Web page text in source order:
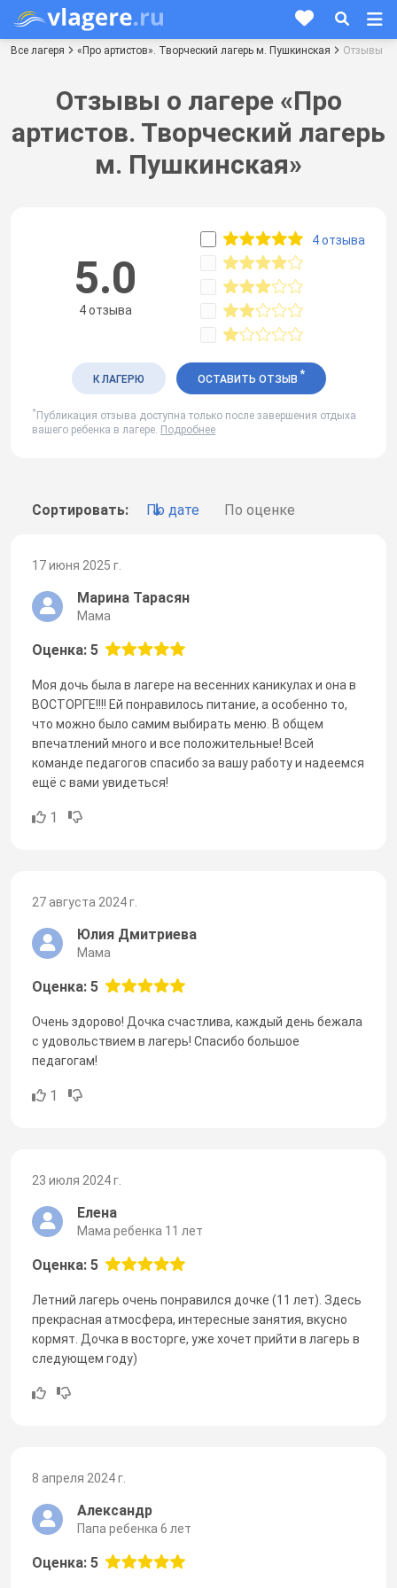
Все лагеря «Про артистов». Творческий лагерь м. Пушкинская Отзывы
Отзывы о лагере «Про
артистов. Творческий лагерь
м. Пушкинская»
Сортировать: По дате По оценке
17 июня 2025 г.
Марина Тарасян
Мама
Оценка: 5
Моя дочь была в лагере на весенних каникулах и она в
ВОСТОРГЕ!!!! Ей понравилось питание, а особенно то,
что можно было самим выбирать меню. В общем
впечатлений много и все положительные! Всей
команде педагогов спасибо за вашу работу и надеемся
ещё с вами увидеться!
1
27 августа 2024 г.
Юлия Дмитриева
Мама
Оценка: 5
Очень здорово! Дочка счастлива, каждый день бежала
с удовольствием в лагерь! Спасибо большое
педагогам!
1
23 июля 2024 г.
Елена
Мама ребенка 11 лет
Оценка: 5
Летний лагерь очень понравился дочке (11 лет). Здесь
прекрасная атмосфера, интересные занятия, вкусно
кормят. Дочка в восторге, уже хочет прийти в лагерь в
следующем году)
8 апреля 2024 г.
Александр
Папа ребенка 6 лет
Оценка: 5
5.0
4 отзыва
4 отзыва
К ЛАГЕРЮ ОСТАВИТЬ ОТЗЫВ *
* Публикация отзыва доступна только после завершения отдыха
вашего ребенка в лагере. Подробнее